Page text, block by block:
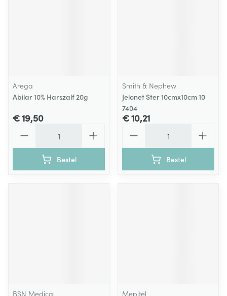
Arega
Abilar 10% Harszalf 20g
€ 19,50
Bestel
Smith & Nephew
Jelonet Ster 10cmx10cm 10
7404
€ 10,21
Bestel
BSN Medical Mepitel